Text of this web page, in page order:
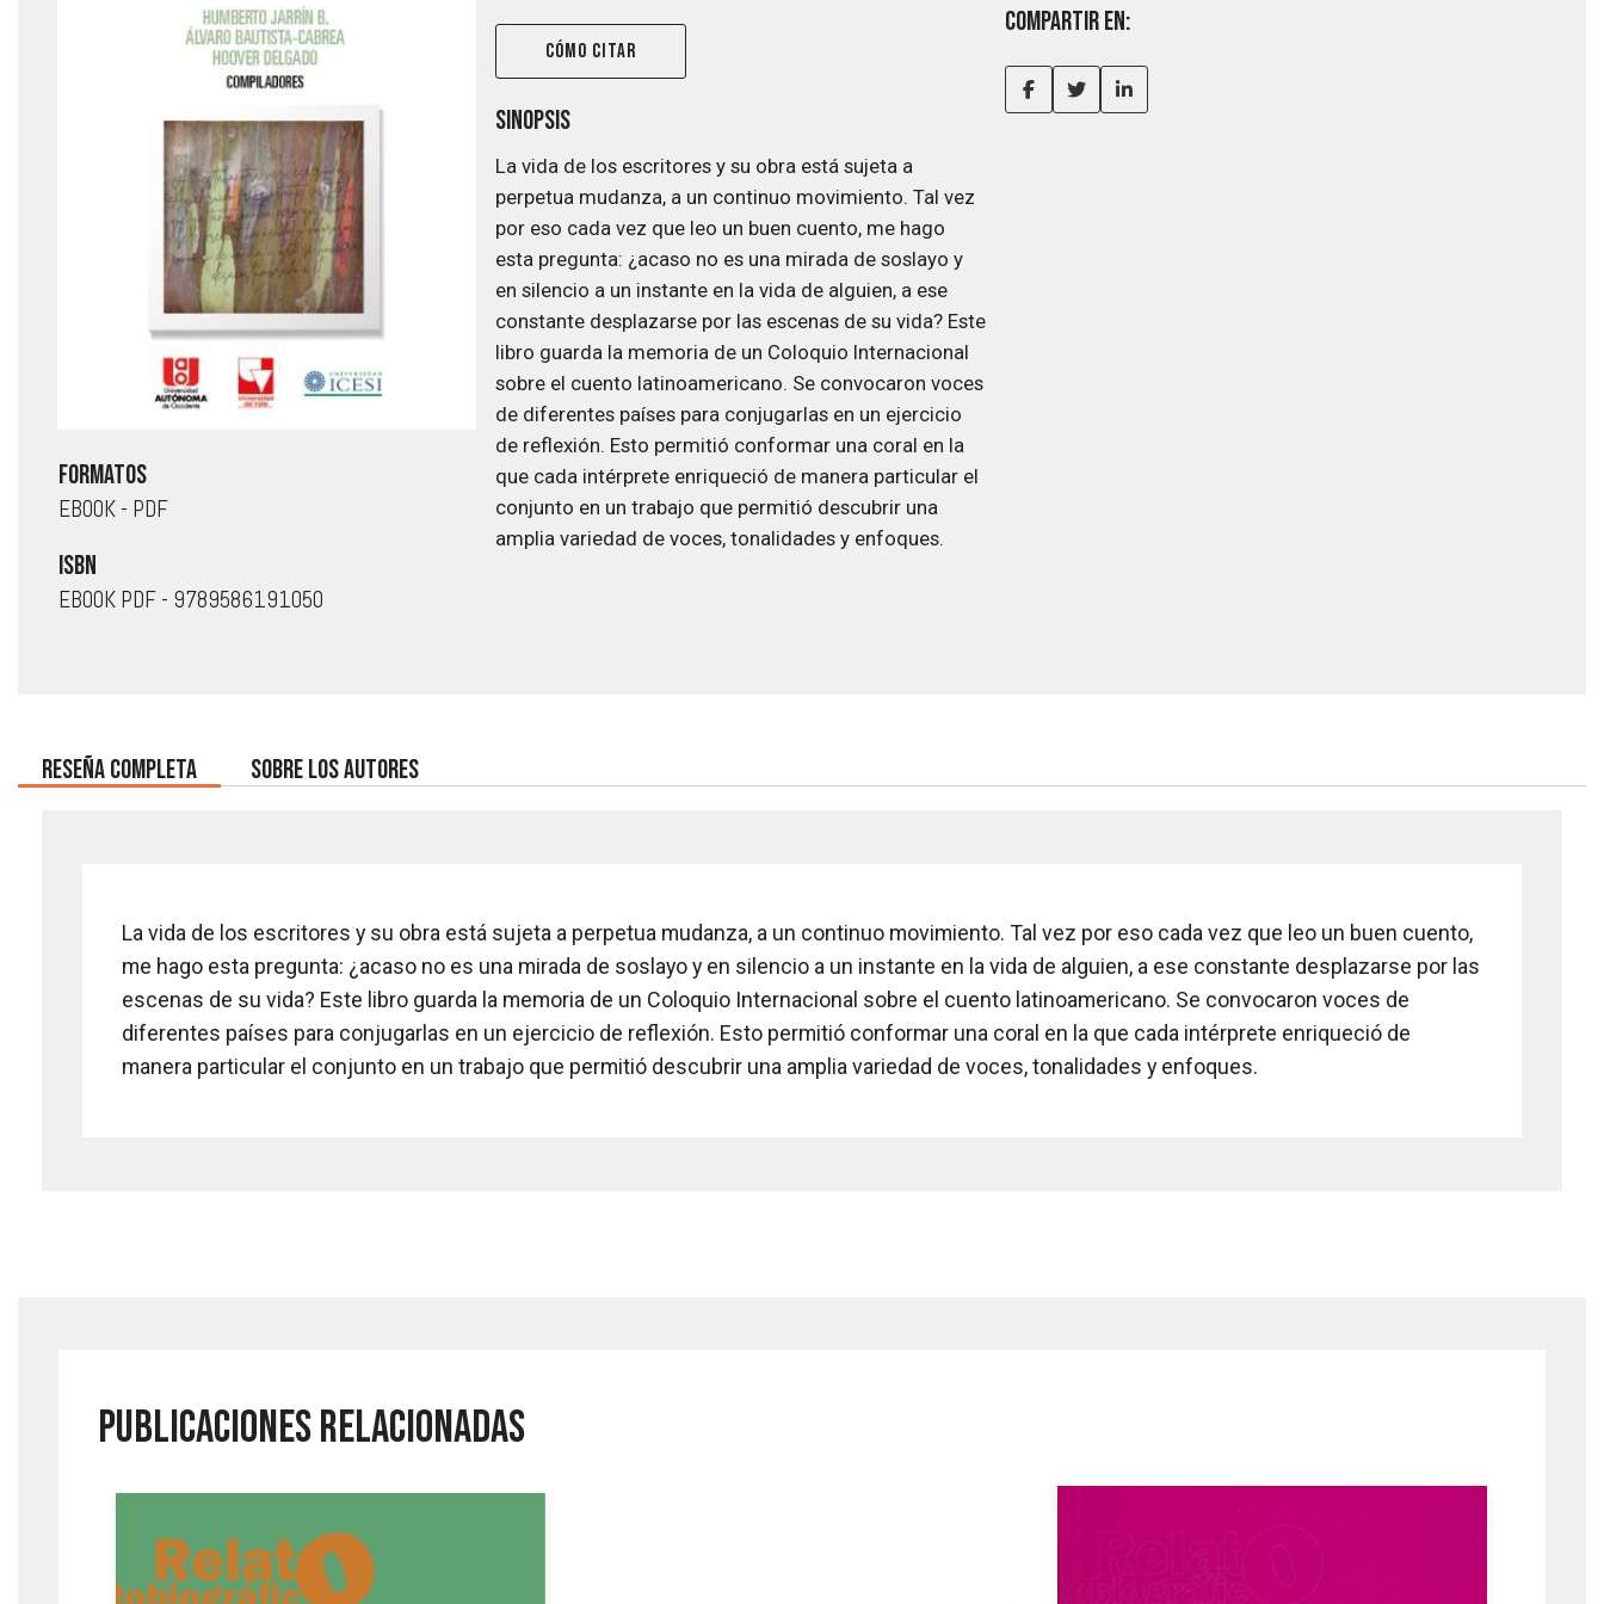
al
de
galería
de
Formatos
EBOOK- PDF
ISBN
EBOOKPDF - 9789586191050
CÓMO CITAR
Sinopsis
La vida de los escritores y su obra está sujeta a
perpetua mudanza, a un continuo movimiento. Tal vez
por eso cada vez que leo un buen cuento, me hago
esta pregunta: ¿acaso no es una mirada de soslayo y
en silencio a un instante en la vida de alguien, a ese
constante desplazarse por las escenas de su vida? Este
libro guarda la memoria de un Coloquio Internacional
sobre el cuento latinoamericano. Se convocaron voces
de diferentes países para conjugarlas en un ejercicio
de reflexión. Esto permitió conformar una coral en la
que cada intérprete enriqueció de manera particular el
conjunto en un trabajo que permitió descubrir una
amplia variedad de voces, tonalidades y enfoques.
Compartir en:
RESEÑA COMPLETA
La vida de los escritores y su obra está sujeta a perpetua mudanza, a un continuo movimiento. Tal vez por eso cada vez que leo un buen cuento,
me hago esta pregunta: ¿acaso no es una mirada de soslayo y en silencio a un instante en la vida de alguien, a ese constante desplazarse por las
escenas de su vida? Este libro guarda la memoria de un Coloquio Internacional sobre el cuento latinoamericano. Se convocaron voces de
diferentes países para conjugarlas en un ejercicio de reflexión. Esto permitió conformar una coral en la que cada intérprete enriqueció de
manera particular el conjunto en un trabajo que permitió descubrir una amplia variedad de voces, tonalidades y enfoques.
SOBRE LOS AUTORES
PUBLICACIONES RELACIONADAS